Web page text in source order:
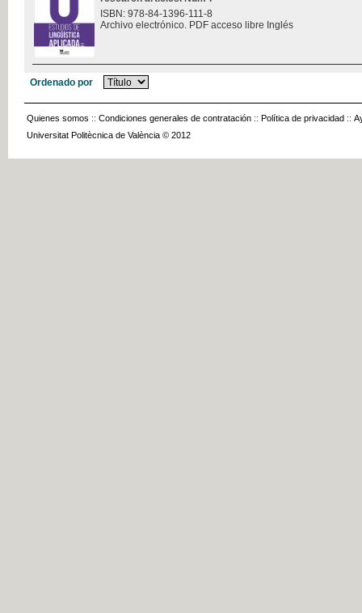
ISBN: 978-84-1396-111-8
Archivo electrónico. PDF acceso libre Inglés
Ordenado por
Quienes somos :: Condiciones generales de contratación :: Política de privacidad ::
Universitat Politècnica de València © 2012